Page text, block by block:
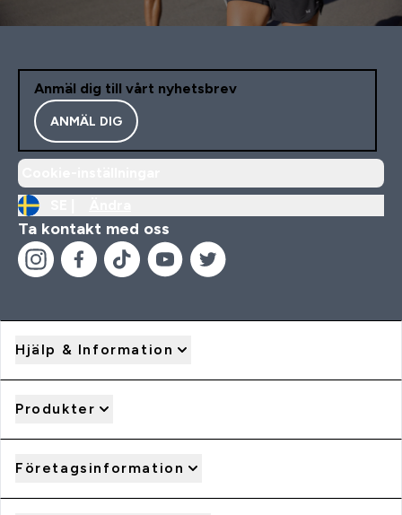
Anmäl dig till vårt nyhetsbrev
ANMÄL DIG
Ta kontakt med oss
Hjälp & Information
Produkter
Företagsinformation